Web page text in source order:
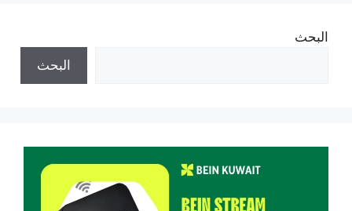
البحث
البحث